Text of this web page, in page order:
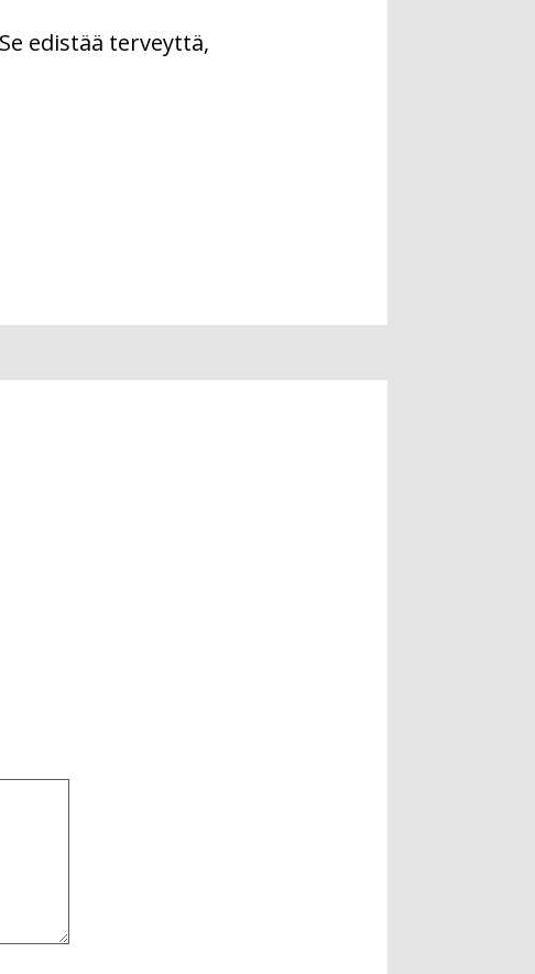
edistää terveyttä,